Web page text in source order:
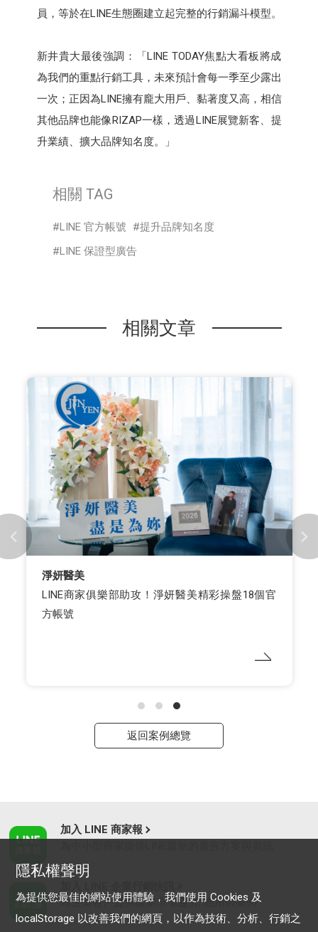
員，等於在LINE生態圈建立起完整的行銷漏斗模型。
新井貴大最後強調：「LINE TODAY焦點大看板將成
為我們的重點行銷工具，未來預計會每一季至少露出
一次；正因為LINE擁有龐大用戶、黏著度又高，相信
其他品牌也能像RIZAP一樣，透過LINE展覽新客、提
升業績、擴大品牌知名度。」
相關 TAG
LINE 官方帳號
提升品牌知名度
LINE 保證型廣告
相關文章
淨妍醫美
LINE商家俱樂部助攻！淨妍醫美精彩操盤18個官
方帳號
返回案例總覽
加入 LINE 商家報
為企業客戶提供最新市場趨勢, 應用與案例
隱私權聲明
為提供您最佳的網站使用體驗，我們使用 Cookies 及
localStorage 以改善我們的網頁，以作為技術、分析、行銷之